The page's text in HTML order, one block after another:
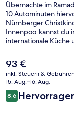
Übernachte im
10 Autominuten
Nürnberger
Innenpool kannst du
internationale Küche
einen Fitnessbereich
Der
aktuelle
Preis
beträgt
93 €.
93 €
inkl. Steuern & Gebühren
15. Aug.–16. Aug.
Bewertungen
8,68,6 von 10.